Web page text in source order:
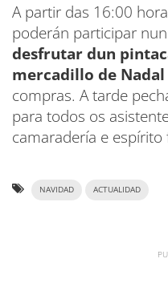
A partir das 16:00
poderán participar nun
desfrutar dun
mercadillo de Nadal
compras. A tarde
para todos os
camaradería e espírito
NAVIDAD ACTUALIDAD